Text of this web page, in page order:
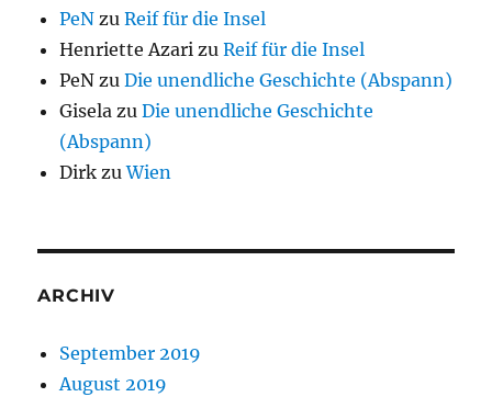
PeN zuReif für die Insel
Henriette Azari zuReif für die Insel
PeN zuDie unendliche Geschichte (Abspann)
Gisela zuDie unendliche Geschichte
(Abspann)
Dirk zuWien
ARCHIV
September 2019
August 2019